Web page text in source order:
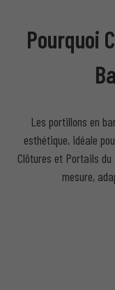
Pourquoi
Les portillons en
esthétique, idéale
Clôtures et Portails
mesure,